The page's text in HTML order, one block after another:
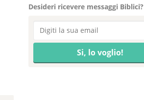
Desideri ricevere messaggi Biblici?